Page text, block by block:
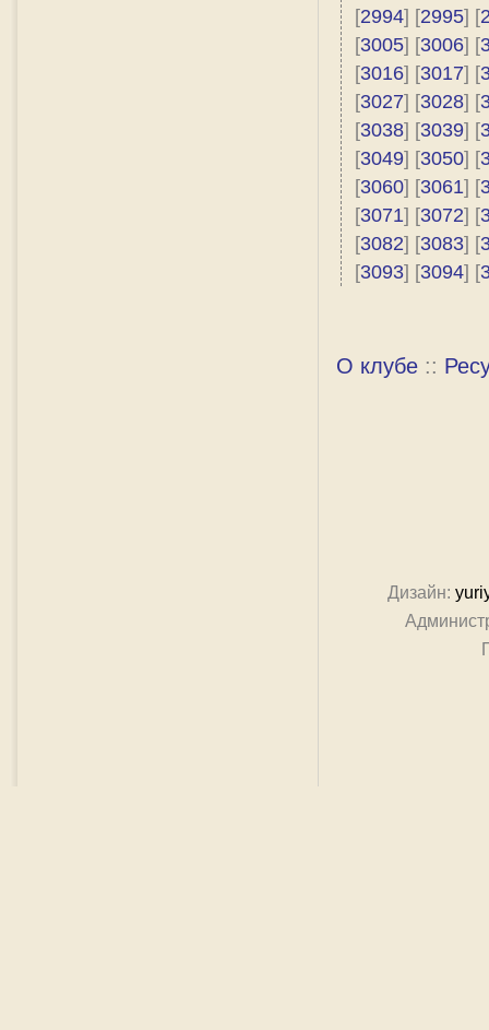
[2994] [2995] [
[3005] [3006] [
[3016] [3017] [
[3027] [3028] [
[3038] [3039] [
[3049] [3050] [
[3060] [3061] [
[3071] [3072] [
[3082] [3083] [
[3093] [3094] [
О клубе ::
Дизайн: